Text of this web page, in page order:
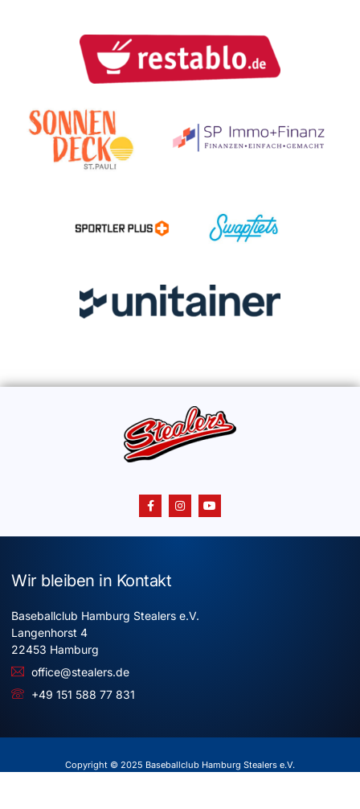
Wir bleiben in Kontakt
Baseballclub Hamburg Stealers e.V.
Langenhorst 4
22453 Hamburg
office@stealers.de
+49 151 588 77 831
Copyright © 2025 Baseballclub Hamburg Stealers e.V.